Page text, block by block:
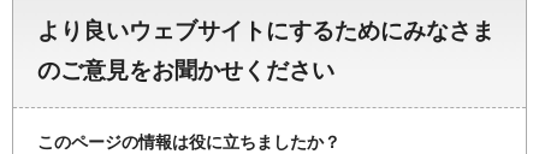
より良いウェブサイトにするためにみなさま
のご意見をお聞かせください
このページの情報は役に立ちましたか？